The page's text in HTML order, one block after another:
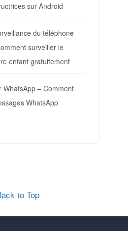
sur Android
du téléphone
surveiller le
enfant gratuitement
WhatsApp – Comment
WhatsApp
to Top